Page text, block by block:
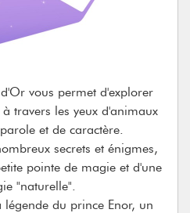
de guerre, ou des
attendent le moment
et les Néo-races
le monde de Bio-Fear.
vous permet d'explorer
travers les yeux d'animaux
et de caractère.
secrets et énigmes,
pointe de magie et d'une
"naturelle".
du prince Enor, un